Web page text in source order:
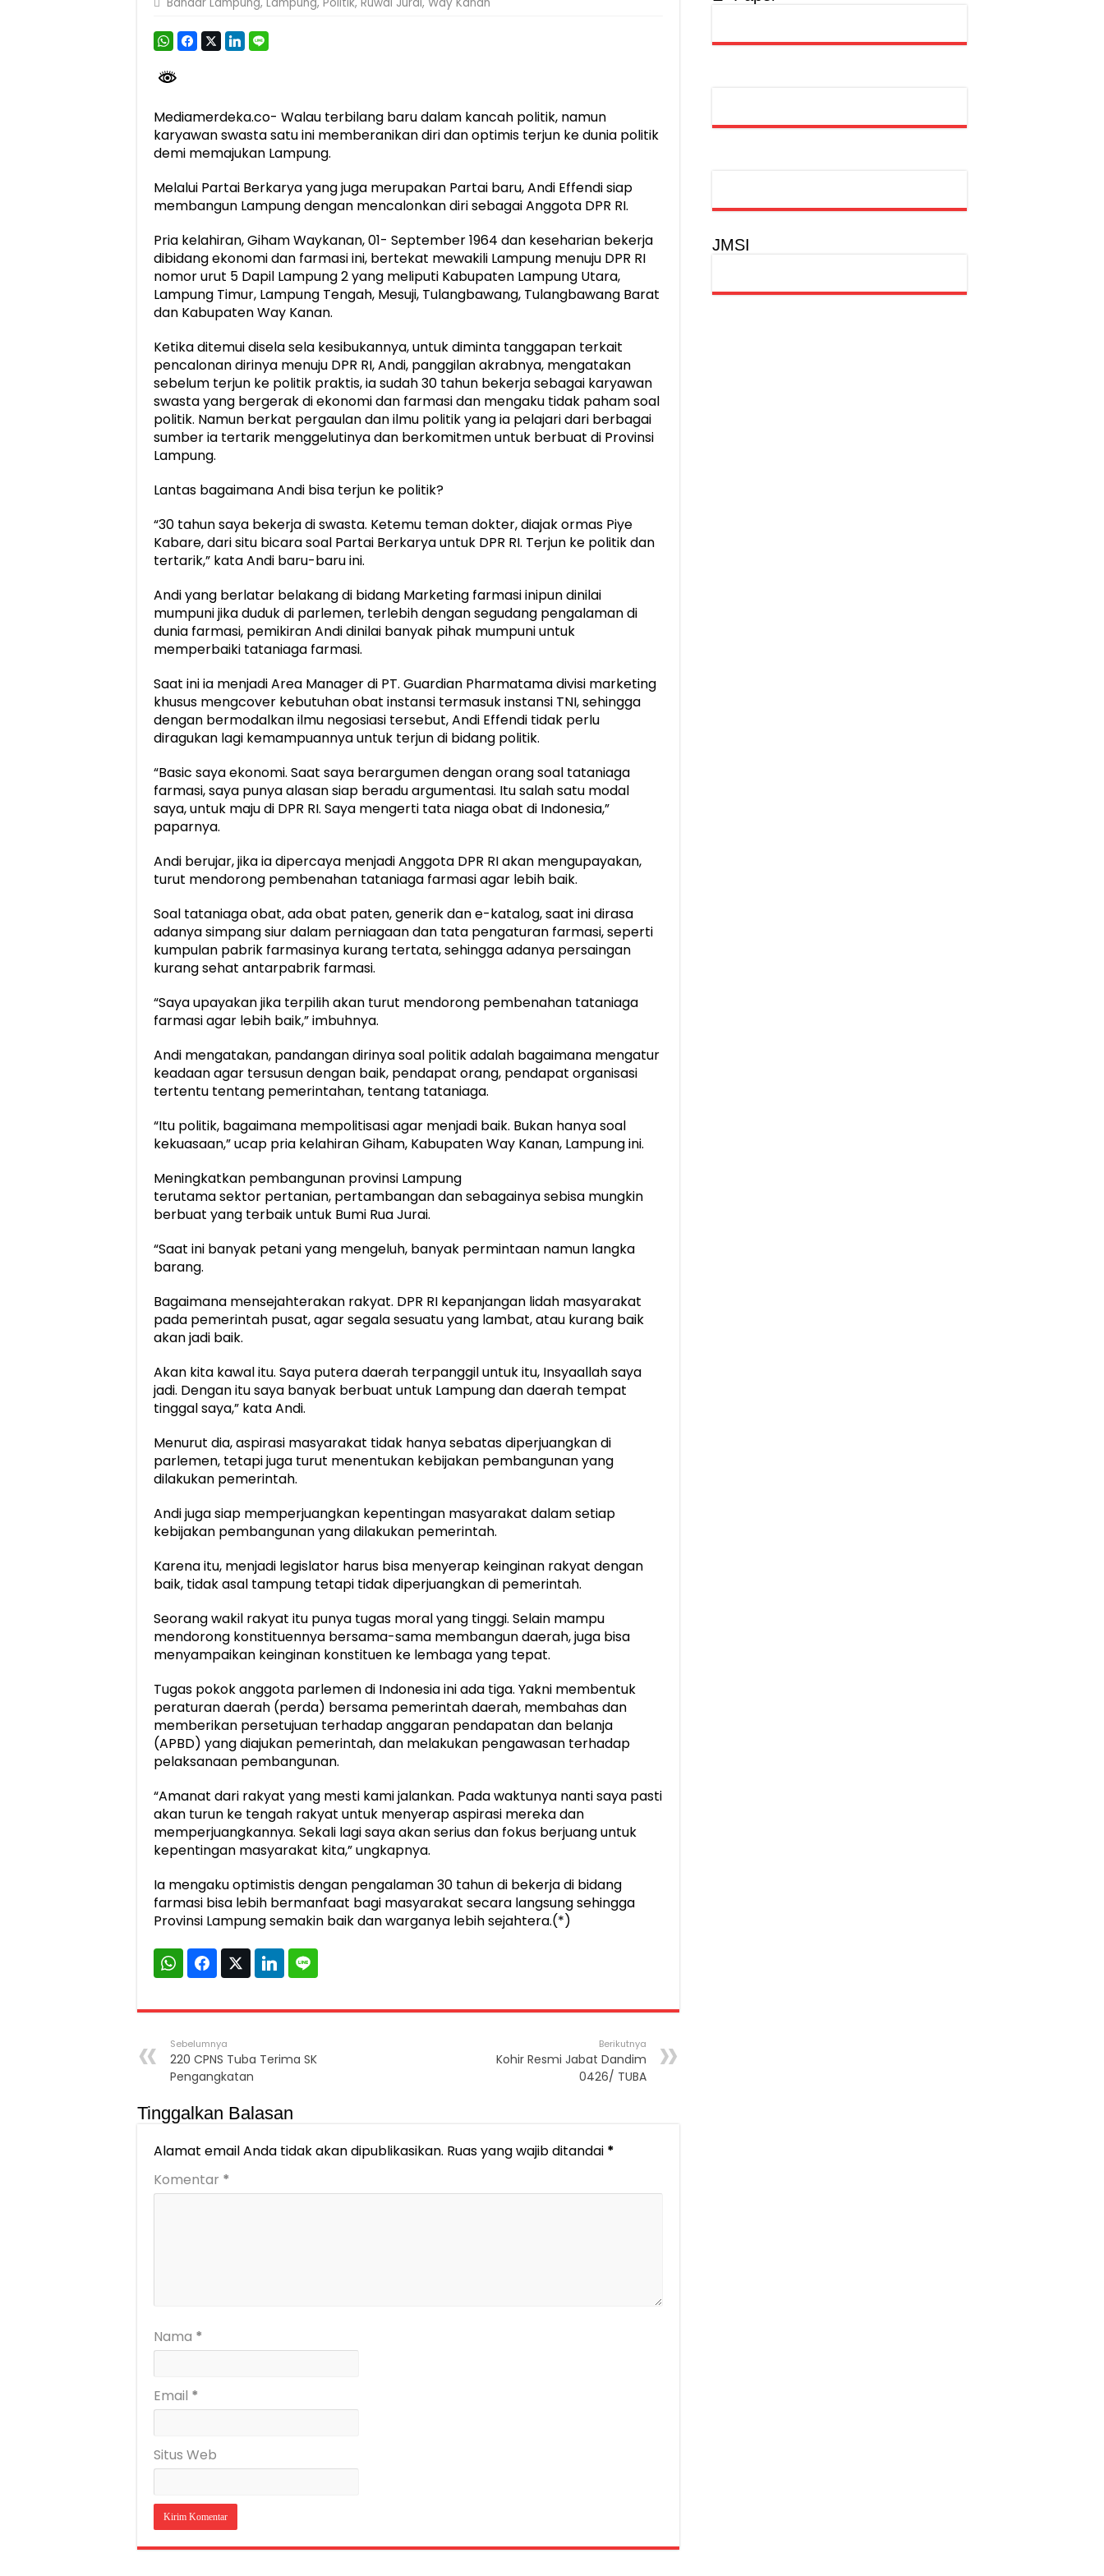
Jasa Raharja Jamin Seluruh Korban Kebakaran KM Mutiara Sentosa II di Perairan Sumenep
Gubernur Mirza Ajak IAI Darul Fattah Cetak SDM Adaptif Berlandaskan Nilai Agama
Mediamerdeka.co- Walau terbilang baru dalam kancah politik, namun
karyawan swasta satu ini memberanikan diri dan optimis terjun ke dunia politik
demi memajukan Lampung.
Melalui Partai Berkarya yang juga merupakan Partai baru, Andi Effendi siap
membangun Lampung dengan mencalonkan diri sebagai Anggota DPR RI.
Pria kelahiran, Giham Waykanan, 01- September 1964 dan keseharian bekerja
dibidang ekonomi dan farmasi ini, bertekat mewakili Lampung menuju DPR RI
nomor urut 5 Dapil Lampung 2 yang meliputi Kabupaten Lampung Utara,
Lampung Timur, Lampung Tengah, Mesuji, Tulangbawang, Tulangbawang Barat
dan Kabupaten Way Kanan.
Ketika ditemui disela sela kesibukannya, untuk diminta tanggapan terkait
pencalonan dirinya menuju DPR RI, Andi, panggilan akrabnya, mengatakan
sebelum terjun ke politik praktis, ia sudah 30 tahun bekerja sebagai karyawan
swasta yang bergerak di ekonomi dan farmasi dan mengaku tidak paham soal
politik. Namun berkat pergaulan dan ilmu politik yang ia pelajari dari berbagai
sumber ia tertarik menggelutinya dan berkomitmen untuk berbuat di Provinsi
Lampung.
Lantas bagaimana Andi bisa terjun ke politik?
“30 tahun saya bekerja di swasta. Ketemu teman dokter, diajak ormas Piye
Kabare, dari situ bicara soal Partai Berkarya untuk DPR RI. Terjun ke politik dan
tertarik,” kata Andi baru-baru ini.
Andi yang berlatar belakang di bidang Marketing farmasi inipun dinilai
mumpuni jika duduk di parlemen, terlebih dengan segudang pengalaman di
dunia farmasi, pemikiran Andi dinilai banyak pihak mumpuni untuk
memperbaiki tataniaga farmasi.
Saat ini ia menjadi Area Manager di PT. Guardian Pharmatama divisi marketing
khusus mengcover kebutuhan obat instansi termasuk instansi TNI, sehingga
dengan bermodalkan ilmu negosiasi tersebut, Andi Effendi tidak perlu
diragukan lagi kemampuannya untuk terjun di bidang politik.
“Basic saya ekonomi. Saat saya berargumen dengan orang soal tataniaga
farmasi, saya punya alasan siap beradu argumentasi. Itu salah satu modal
saya, untuk maju di DPR RI. Saya mengerti tata niaga obat di Indonesia,”
paparnya.
Andi berujar, jika ia dipercaya menjadi Anggota DPR RI akan mengupayakan,
turut mendorong pembenahan tataniaga farmasi agar lebih baik.
Soal tataniaga obat, ada obat paten, generik dan e-katalog, saat ini dirasa
adanya simpang siur dalam perniagaan dan tata pengaturan farmasi, seperti
kumpulan pabrik farmasinya kurang tertata, sehingga adanya persaingan
kurang sehat antarpabrik farmasi.
“Saya upayakan jika terpilih akan turut mendorong pembenahan tataniaga
farmasi agar lebih baik,” imbuhnya.
Andi mengatakan, pandangan dirinya soal politik adalah bagaimana mengatur
keadaan agar tersusun dengan baik, pendapat orang, pendapat organisasi
tertentu tentang pemerintahan, tentang tataniaga.
“Itu politik, bagaimana mempolitisasi agar menjadi baik. Bukan hanya soal
kekuasaan,” ucap pria kelahiran Giham, Kabupaten Way Kanan, Lampung ini.
Meningkatkan pembangunan provinsi Lampung
terutama sektor pertanian, pertambangan dan sebagainya sebisa mungkin
berbuat yang terbaik untuk Bumi Rua Jurai.
“Saat ini banyak petani yang mengeluh, banyak permintaan namun langka
barang.
Bagaimana mensejahterakan rakyat. DPR RI kepanjangan lidah masyarakat
pada pemerintah pusat, agar segala sesuatu yang lambat, atau kurang baik
akan jadi baik.
Akan kita kawal itu. Saya putera daerah terpanggil untuk itu, Insyaallah saya
jadi. Dengan itu saya banyak berbuat untuk Lampung dan daerah tempat
tinggal saya,” kata Andi.
Menurut dia, aspirasi masyarakat tidak hanya sebatas diperjuangkan di
parlemen, tetapi juga turut menentukan kebijakan pembangunan yang
dilakukan pemerintah.
Andi juga siap memperjuangkan kepentingan masyarakat dalam setiap
kebijakan pembangunan yang dilakukan pemerintah.
Karena itu, menjadi legislator harus bisa menyerap keinginan rakyat dengan
baik, tidak asal tampung tetapi tidak diperjuangkan di pemerintah.
Seorang wakil rakyat itu punya tugas moral yang tinggi. Selain mampu
mendorong konstituennya bersama-sama membangun daerah, juga bisa
menyampaikan keinginan konstituen ke lembaga yang tepat.
Tugas pokok anggota parlemen di Indonesia ini ada tiga. Yakni membentuk
peraturan daerah (perda) bersama pemerintah daerah, membahas dan
memberikan persetujuan terhadap anggaran pendapatan dan belanja
(APBD) yang diajukan pemerintah, dan melakukan pengawasan terhadap
pelaksanaan pembangunan.
“Amanat dari rakyat yang mesti kami jalankan. Pada waktunya nanti saya pasti
akan turun ke tengah rakyat untuk menyerap aspirasi mereka dan
memperjuangkannya. Sekali lagi saya akan serius dan fokus berjuang untuk
kepentingan masyarakat kita,” ungkapnya.
Ia mengaku optimistis dengan pengalaman 30 tahun di bekerja di bidang
farmasi bisa lebih bermanfaat bagi masyarakat secara langsung sehingga
Provinsi Lampung semakin baik dan warganya lebih sejahtera.(*)
Sebelumnya
220 CPNS Tuba Terima SK
Pengangkatan
Berikutnya
Kohir Resmi Jabat Dandim
0426/ TUBA
Tinggalkan Balasan
Alamat email Anda tidak akan dipublikasikan. Ruas yang wajib ditandai *
Komentar *
Nama *
Email *
Situs Web
JMSI